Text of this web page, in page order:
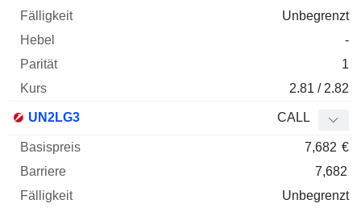
Unbegrenzt
-
1
2.81 / 2.82
UN2LG3 CALL
7,682 €
7,682
Unbegrenzt